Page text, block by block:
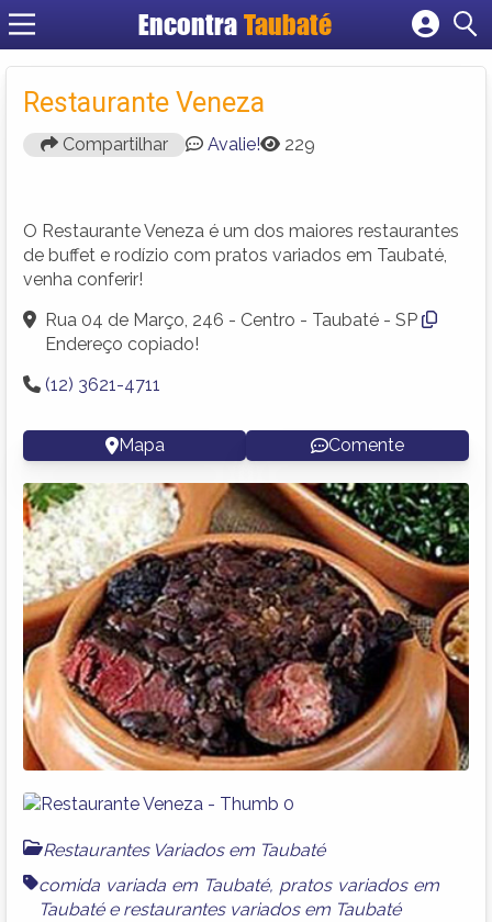
EncontraTaubaté
Cadastrar empresa
Criar conta
Restaurante Veneza
Compartilhar Avalie! 229
O Restaurante Veneza é um dos maiores restaurantes
de buffet e rodízio com pratos variados em Taubaté,
venha conferir!
Rua 04 de Março, 246 - Centro - Taubaté - SP
Endereço copiado!
(12) 3621-4711
Mapa Comente
Restaurantes Variados em Taubaté
comida variada em Taubaté, pratos variados em
Taubatée restaurantes variados em Taubaté